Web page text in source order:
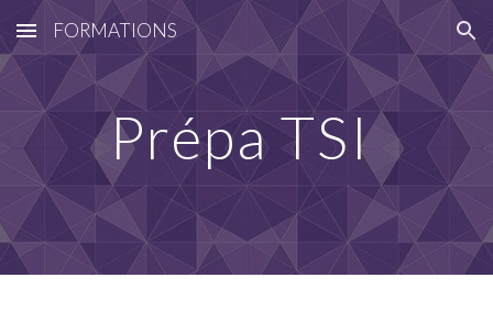
Skip to main content Skip to navigation
FORMATIONS
Prépa TSI